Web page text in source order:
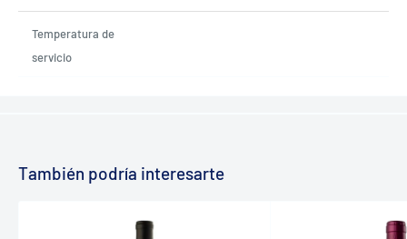
Temperatura de
servicio
También podría interesarte